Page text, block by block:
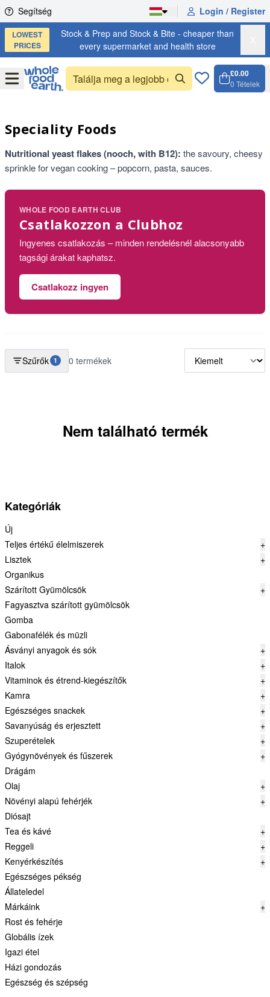
Skip to content
Segítség Login / Register
LOWEST
PRICES
Stock & Prep and Stock & Bite - cheaper than
every supermarket and health store
OpenMenu
£0.00
0 Tételek
Speciality Foods
Nutritional yeast flakes (nooch, with B12): the savoury, cheesy
sprinkle for vegan cooking – popcorn, pasta, sauces.
WHOLE FOOD EARTH CLUB
Csatlakozzon a Clubhoz
Ingyenes csatlakozás – minden rendelésnél alacsonyabb
tagsági árakat kaphatsz.
Csatlakozz ingyen
Kategóriák
Új
Teljes értékű élelmiszerek
+
Lisztek
+
Organikus
Szárított Gyümölcsök
+
Fagyasztva szárított gyümölcsök
Gomba
Gabonafélék és müzli
Ásványi anyagok és sók
+
Italok
+
Vitaminok és étrend-kiegészítők
+
Kamra
+
Egészséges snackek
+
Savanyúság és erjesztett
+
Szuperételek
+
Gyógynövények és fűszerek
+
Drágám
Olaj
+
Növényi alapú fehérjék
+
Diósajt
Tea és kávé
+
Reggeli
+
Kenyérkészítés
+
Egészséges pékség
Állateledel
Márkáink
+
Rost és fehérje
Globális ízek
Igazi étel
Házi gondozás
Egészség és szépség
Szűrők 1 0 termékek
Nem található termék